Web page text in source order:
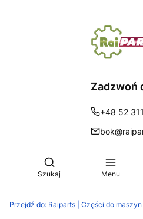
Zadzwoń
+48 52
Otwórz wyszukiwarkę
Szukaj Menu
Przejdź do: Raiparts | Części do maszyn rolniczych